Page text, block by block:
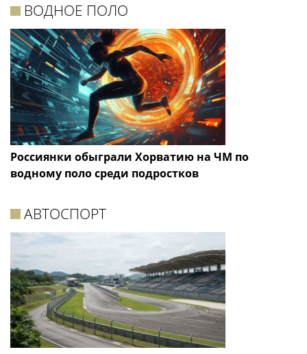
ВОДНОЕ ПОЛО
Россиянки обыграли Хорватию на ЧМ по
водному поло среди подростков
АВТОСПОРТ